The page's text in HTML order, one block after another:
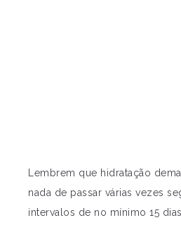
Lembrem que hidratação
nada de passar várias vezes
intervalos de no mínimo 15